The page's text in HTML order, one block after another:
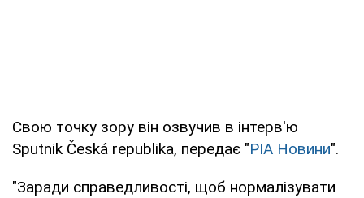
Свою точку зору він озвучив в інтерв'ю
Sputnik Česká republika, передає "РІА Новини".
"Заради справедливості, щоб нормалізувати